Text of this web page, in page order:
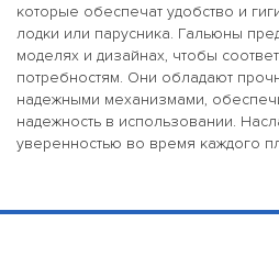
которые обеспечат удобство и
лодки или парусника. Гальюны
моделях и дизайнах, чтобы
потребностям. Они обладают
надежными механизмами,
надежность в использовании.
уверенностью во время каждого